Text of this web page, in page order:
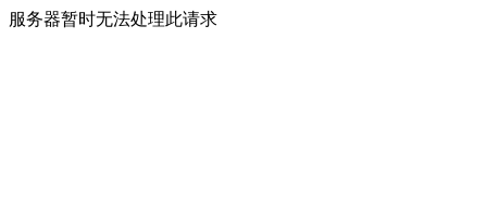
服务器暂时无法处理此请求